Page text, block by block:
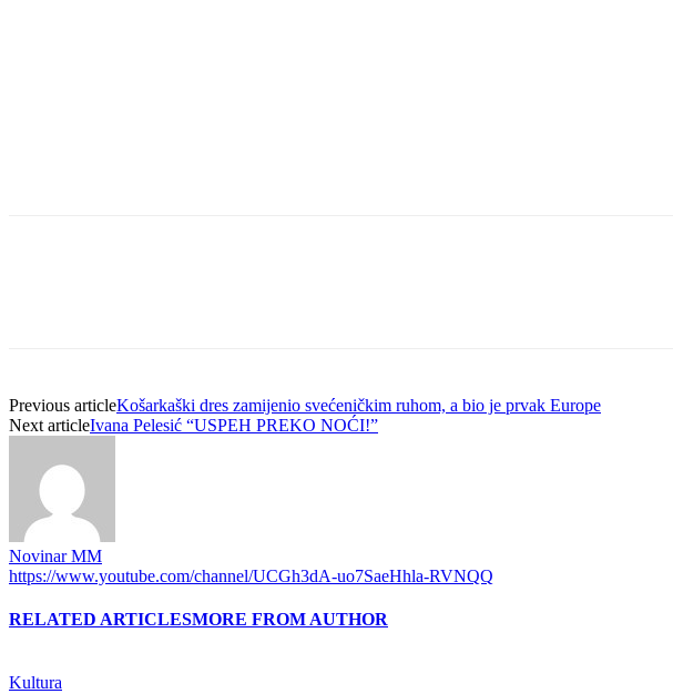
Previous articleKošarkaški dres zamijenio svećeničkim ruhom, a bio je prvak Europe
Next articleIvana Pelesić “USPEH PREKO NOĆI!”
Novinar MM
https://www.youtube.com/channel/UCGh3dA-uo7SaeHhla-RVNQQ
RELATED ARTICLESMORE FROM AUTHOR
Kultura